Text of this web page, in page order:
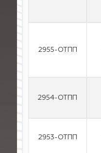
2955-ОТПП
2954-ОТПП
2953-ОТПП